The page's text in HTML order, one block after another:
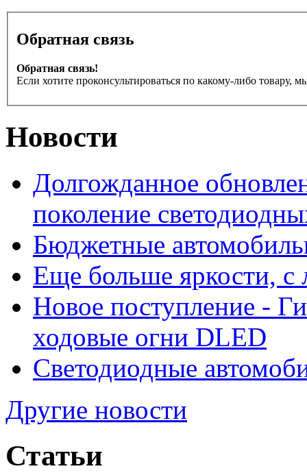
Обратная связь
Обратная связь!
Если хотите проконсультироваться по какому-либо товару,
Новости
Долгожданное
поколение
Бюджетные
Еще больше яркости,
Новое поступление -
ходовые огни DLED
Светодиодные
Другие новости
Статьи